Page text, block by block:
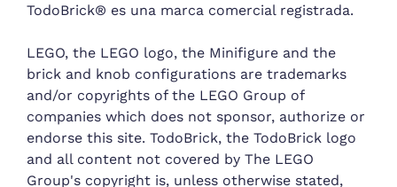
TodoBrick® es una marca comercial registrada.
LEGO, the LEGO logo, the Minifigure and the
brick and knob configurations are trademarks
and/or copyrights of the LEGO Group of
companies which does not sponsor, authorize or
endorse this site. TodoBrick, the TodoBrick logo
and all content not covered by The LEGO
Group's copyright is, unless otherwise stated,